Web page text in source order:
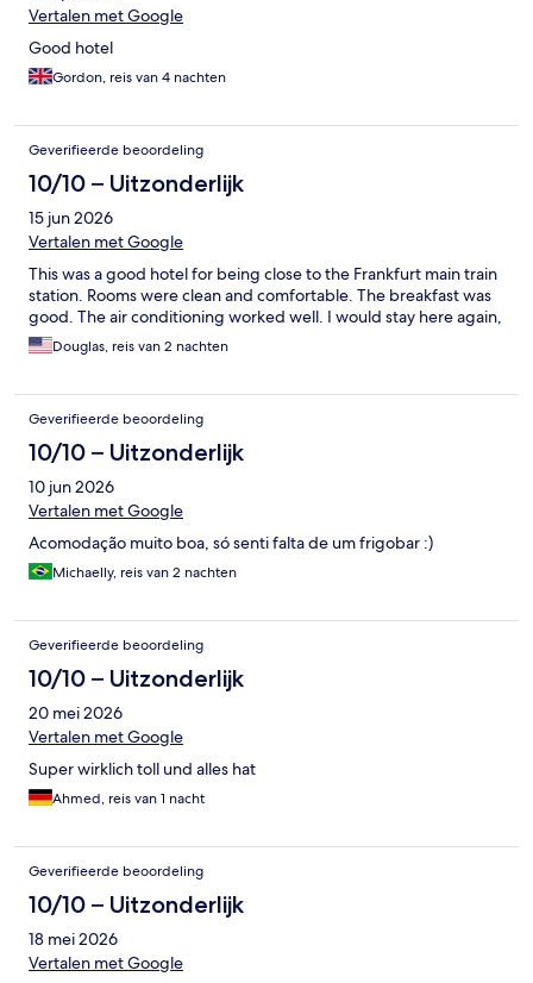
Vertalen met Google
Good hotel
Gordon, reis van 4 nachten
Geverifieerde beoordeling
10/10 – Uitzonderlijk
15 jun 2026
Vertalen met Google
This was a good hotel for being close to the Frankfurt main train
station. Rooms were clean and comfortable. The breakfast was
good. The air conditioning worked well. I would stay here again,
Douglas, reis van 2 nachten
Geverifieerde beoordeling
10/10 – Uitzonderlijk
10 jun 2026
Vertalen met Google
Acomodação muito boa, só senti falta de um frigobar :)
Michaelly, reis van 2 nachten
Geverifieerde beoordeling
10/10 – Uitzonderlijk
20 mei 2026
Vertalen met Google
Super wirklich toll und alles hat
Ahmed, reis van 1 nacht
Geverifieerde beoordeling
10/10 – Uitzonderlijk
18 mei 2026
Vertalen met Google